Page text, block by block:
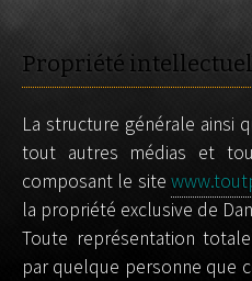
Propriété
La structure générale ainsi
tout autres médias et
composant le site
la propriété exclusive de Dan
Toute représentation
par quelque personne que